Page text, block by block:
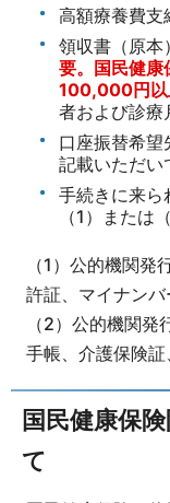
高額療養費支
領収書（原本
要。国民健康
100,000円以
者および診療
口座振替希望
記載いただい
手続きに来ら
（1）または
（1）公的機関
許証、マイナンバ
（2）公的機関
手帳、介護保険証
国民健康保
て